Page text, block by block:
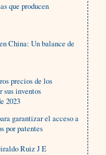
que producen
China: Un balance de
precios de los
sus inventos
2023
garantizar el acceso a
por patentes
Ruiz J E